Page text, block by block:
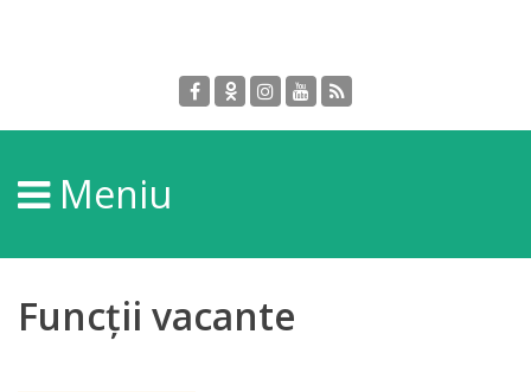
DGPDC
Informații
despre
DGPDC
Subdiviziuni/Servicii
Meniu
Funcții vacante